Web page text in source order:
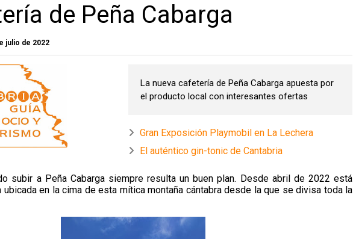
de Peña Cabarga
julio de 2022
La nueva cafetería de Peña Cabarga apuesta por
el producto local con interesantes ofertas
Gran Exposición Playmobil en La Lechera
El auténtico gin-tonic de Cantabria
subir a Peña Cabarga siempre resulta un buen plan. Desde abril de 2022 está
en la cima de esta mítica montaña cántabra desde la que se divisa toda la